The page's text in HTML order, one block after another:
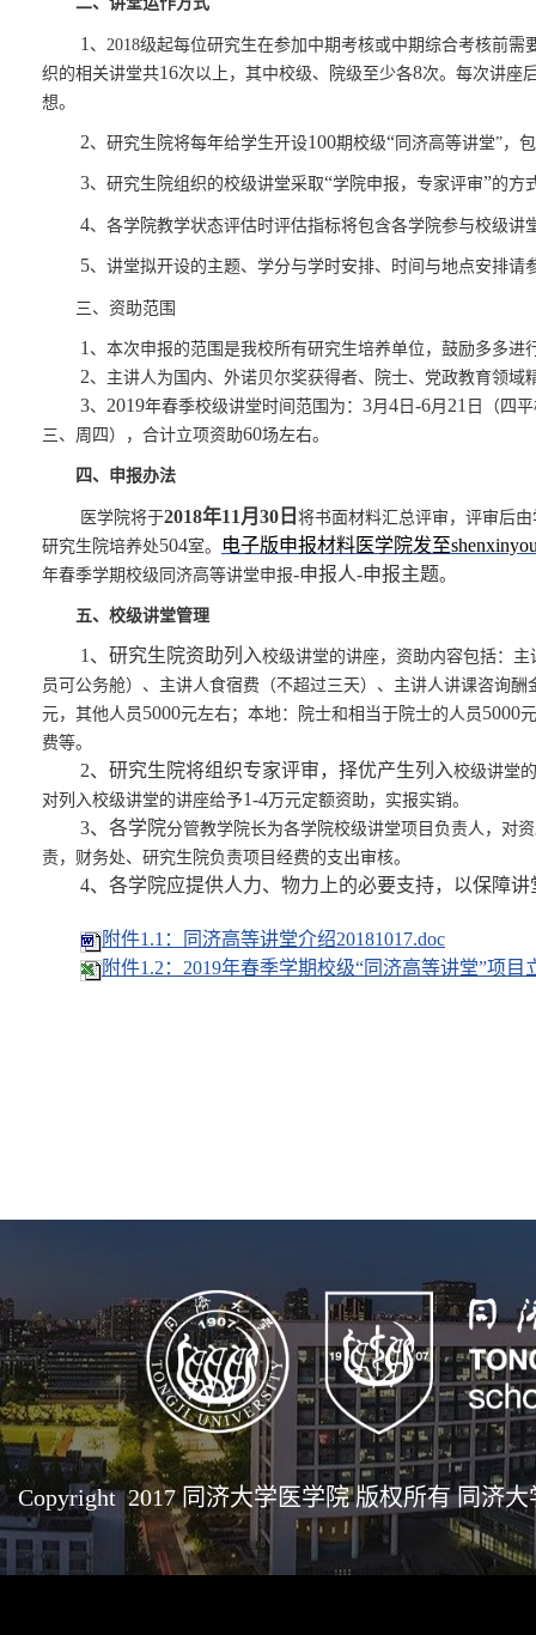
1 、2018级起每位研究生在参加中期考核或中期综合考核前需
织的相关讲堂共16次以上， 其中校级、 院级至少各8次。 每次讲座
想。
2、 研究生院将每年给学生开设100期校级“ 同济高等讲堂”，
3、 研究生院组织的校级讲堂采取“学院申报 ， 专家评审”的方
4、 各学院教学状态评估时评估指标将包含各学院参与校级讲
5、 讲堂拟开设的主题、学分与学时安排、 时间与地点安排请
三、资助范围
1 、本次申报的范围是我校所有研究生培养单位， 鼓励多多进
2、主讲人为 国内、 外诺贝尔奖获得者、院士、党政教育领域
3、 2019年春季校级讲堂 时间范围为： 3月 4 日 -6月 21 日（四
三、周四 ） ，合计立项资助60场左右。
四、申报办法
医学院将于2018年11月30日 将书面材料汇总评审，评审后由
研究生院培养处504室。 电子版申报材料医学院发至
年春季学期校级同济高等讲堂申报-申报人-申报主题。
五、校级讲堂管理
1、研究生院资助列入校级讲堂的讲座， 资助内容包括：主
员可 公务舱）、主讲人食宿费 （不超过三天）、主讲人讲课咨询酬
元，其他人员 5000元左右； 本地： 院士和相当于院士的人员 5000
费等。
2、研究生院将组织专家评审，择优产生列入校级讲堂
对列入校级讲堂的讲座给予1-4万元定额资助，实报实销。
3、各学院分管教学院长为各学院校级讲堂项目 负责人， 对
责，财务处、研究生院负责项目经费的支出审核。
4、各学院应提供人力、物力上的必要支持，以保障
附件1.1：同济高等讲堂介绍20181017.doc
附件1.2：2019年春季学期校级“同济高等讲堂”项目
Copyright 2017 同济大学医学院 版权所有 同济